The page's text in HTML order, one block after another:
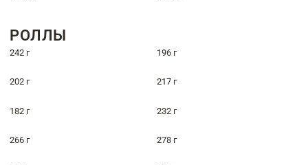
РОЛЛЫ
242 г 196 г
202 г 217 г
182 г 232 г
266 г 278 г